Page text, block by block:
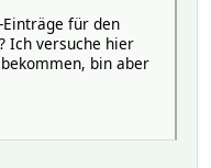
für den
Ich versuche hier
bin aber